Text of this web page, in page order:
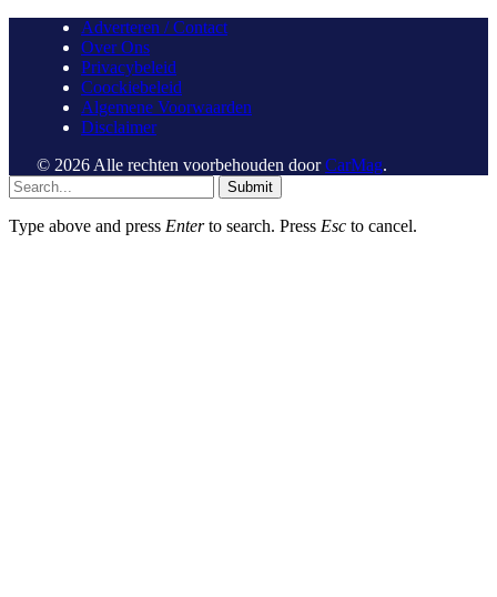
Adverteren / Contact
Over Ons
Privacybeleid
Coockiebeleid
Algemene Voorwaarden
Disclaimer
© 2026 Alle rechten voorbehouden doorCarMag.
Submit
Type above and press Enterto search. Press Esc to cancel.